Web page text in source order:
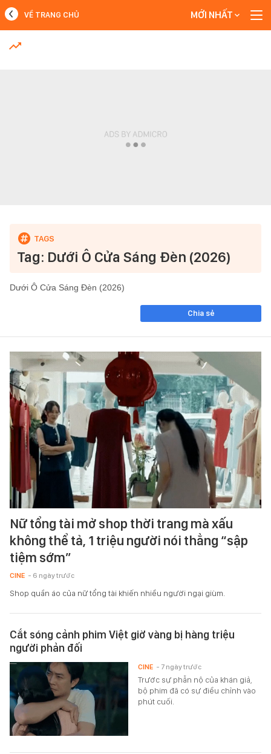
MỚI NHẤT
VỀ TRANG CHỦ MỚI NHẤT
Tag: Dưới Ô Cửa Sáng Đèn (2026)
Dưới Ô Cửa Sáng Đèn (2026)
Chia sẻ
Nữ tổng tài mở shop thời trang mà xấu
không thể tả, 1 triệu người nói thẳng “sập
tiệm sớm”
CINE - 6 ngày trước
Shop quần áo của nữ tổng tài khiến nhiều người ngại giùm.
Cắt sóng cảnh phim Việt giờ vàng bị hàng triệu
người phản đối
Trước sự phẫn nộ của khán giả,
bộ phim đã có sự điều chỉnh vào
phút cuối.
CINE - 7 ngày trước